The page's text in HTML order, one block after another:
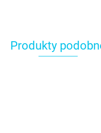
Produkty